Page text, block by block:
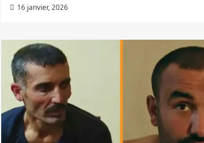
16 janvier, 2026